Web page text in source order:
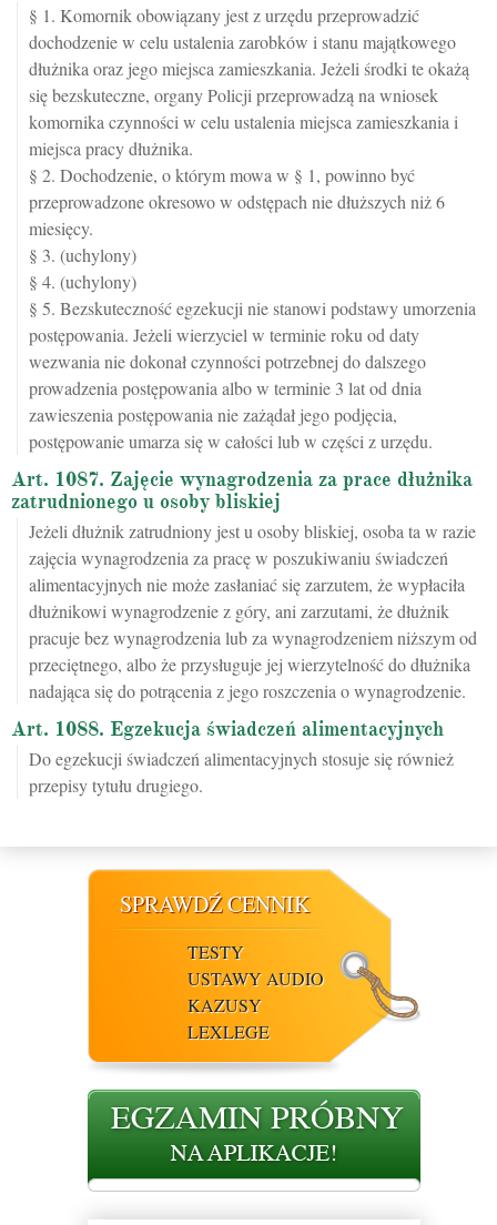
§ 1. Komornik obowiązany jest z urzędu przeprowadzić
dochodzenie w celu ustalenia zarobków i stanu majątkowego
dłużnika oraz jego miejsca zamieszkania. Jeżeli środki te okażą
się bezskuteczne, organy Policji przeprowadzą na wniosek
komornika czynności w celu ustalenia miejsca zamieszkania i
miejsca pracy dłużnika.
§ 2. Dochodzenie, o którym mowa w § 1, powinno być
przeprowadzone okresowo w odstępach nie dłuższych niż 6
miesięcy.
§ 3. (uchylony)
§ 4. (uchylony)
§ 5. Bezskuteczność egzekucji nie stanowi podstawy umorzenia
postępowania. Jeżeli wierzyciel w terminie roku od daty
wezwania nie dokonał czynności potrzebnej do dalszego
prowadzenia postępowania albo w terminie 3 lat od dnia
zawieszenia postępowania nie zażądał jego podjęcia,
postępowanie umarza się w całości lub w części z urzędu.
Art. 1087. Zajęcie wynagrodzenia za prace dłużnika
zatrudnionego u osoby bliskiej
Jeżeli dłużnik zatrudniony jest u osoby bliskiej, osoba ta w razie
zajęcia wynagrodzenia za pracę w poszukiwaniu świadczeń
alimentacyjnych nie może zasłaniać się zarzutem, że wypłaciła
dłużnikowi wynagrodzenie z góry, ani zarzutami, że dłużnik
pracuje bez wynagrodzenia lub za wynagrodzeniem niższym od
przeciętnego, albo że przysługuje jej wierzytelność do dłużnika
nadająca się do potrącenia z jego roszczenia o wynagrodzenie.
Art. 1088. Egzekucja świadczeń alimentacyjnych
Do egzekucji świadczeń alimentacyjnych stosuje się również
przepisy tytułu drugiego.
SPRAWDŹ CENNIK
TESTY
USTAWY AUDIO
KAZUSY
LEXLEGE